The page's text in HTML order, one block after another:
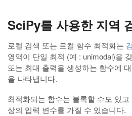
SciPy를 사용한 지역
로컬 검색 또는 로컬 함수 최적화는
영역이 단일 최적 (예 : unimodal)을
또는 최대 출력을 생성하는 함수에
을 나타냅니다.
최적화되는 함수는 볼록할 수도 있
상의 입력 변수를 가질 수 있습니다.